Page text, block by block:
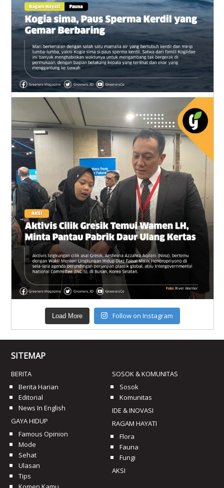
Load More Follow on Instagram
SITEMAP
BERITA
Berita Harian
Editorial
News In English
GAYA HIDUP
Famous Opinion
Mode
Sehat
Ulasan
Tips
SOSOK & KOMUNITAS
Sosok
Komunitas
IDE & INOVASI
RAGAM HAYATI
Flora
Fauna
Fungi
AKSI